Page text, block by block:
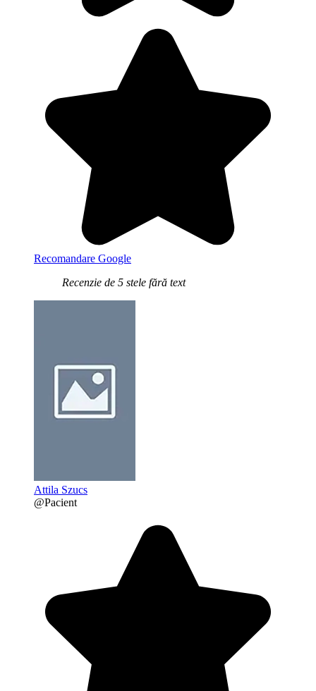
Recomandare Google
Recenzie de 5 stele fără text
Attila Szucs
@Pacient